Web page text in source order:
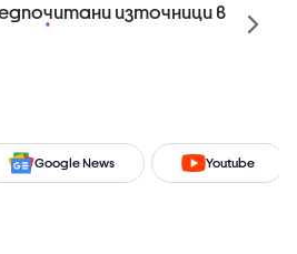
източници в
Google News Youtube